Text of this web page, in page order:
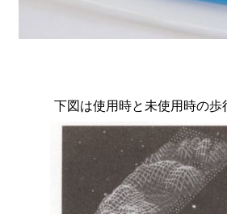
下図は使用時と未使用時の